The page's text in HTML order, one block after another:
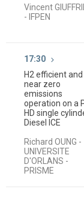
Vincent
- IFPEN
17:30
H2 efficient and
near zero
emissions
operation on a
HD single
Diesel ICE
Richard OUNG -
UNIVERSITE
D'ORLANS -
PRISME